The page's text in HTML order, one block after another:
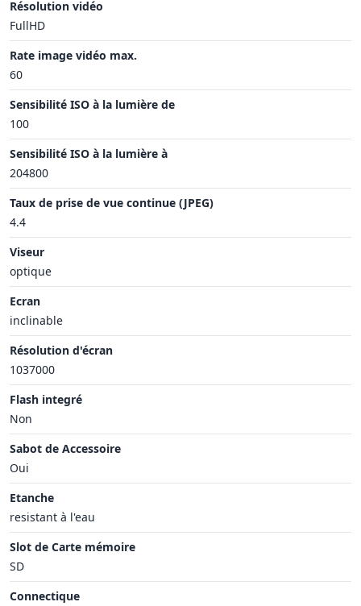
Résolution vidéo
FullHD
Rate image vidéo max.
60
Sensibilité ISO à la lumière de
100
Sensibilité ISO à la lumière à
204800
Taux de prise de vue continue (JPEG)
4.4
Viseur
optique
Ecran
inclinable
Résolution d'écran
1037000
Flash integré
Non
Sabot de Accessoire
Oui
Etanche
resistant à l'eau
Slot de Carte mémoire
SD
Connectique